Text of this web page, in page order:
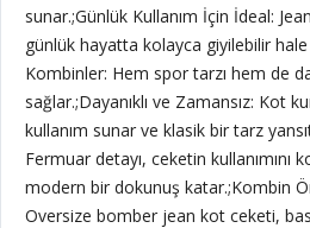
sunar.;Günlük Kullanım İçin İdeal:
günlük hayatta kolayca giyilebilir
Kombinler: Hem spor tarzı hem de
sağlar.;Dayanıklı ve Zamansız: Kot
kullanım sunar ve klasik bir tarz
Fermuar detayı, ceketin kullanımını
modern bir dokunuş katar.;Kombin
Oversize bomber jean kot ceketi,